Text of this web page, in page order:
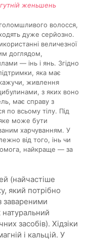
женьшень
волосся,
дуже серйозно.
величезної
доглядом,
— інь і янь. Згідно
яка має
живлення
з яких воно
має справу з
всьому тілу. Під
може бути
харчуванням. У
від того, інь чи
найкраще — за
(найчастіше
який потрібно
завареними
натуральний
засобів). Хідзіки
і кальцій. У